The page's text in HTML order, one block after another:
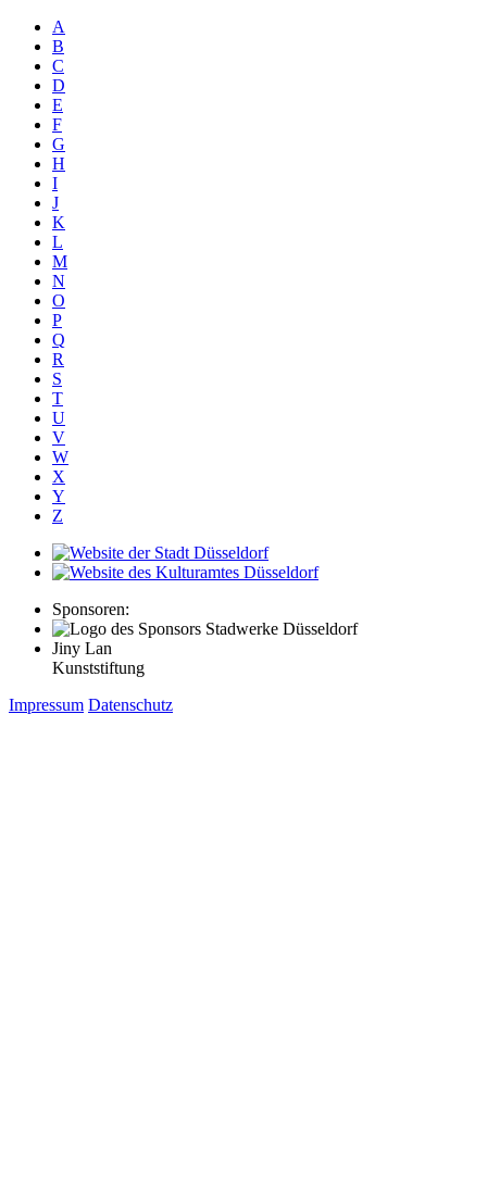
A
B
C
D
E
F
G
H
I
J
K
L
M
N
O
P
Q
R
S
T
U
V
W
X
Y
Z
Sponsoren:
Jiny Lan
Kunststiftung
Impressum Datenschutz